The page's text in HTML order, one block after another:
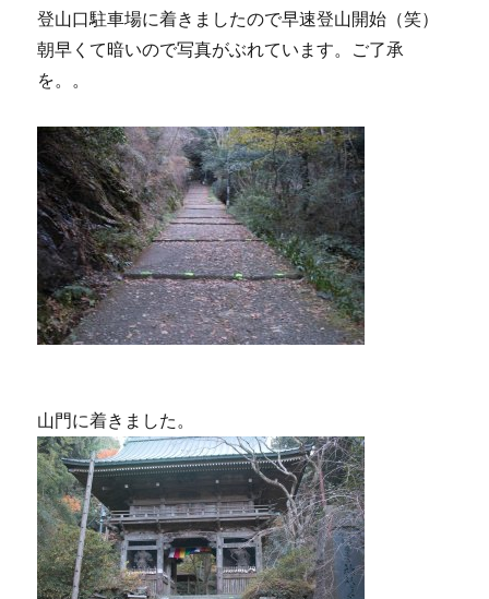
登山口駐車場に着きましたので早速登山開始（笑）
朝早くて暗いので写真がぶれています。ご了承
を。。
山門に着きました。